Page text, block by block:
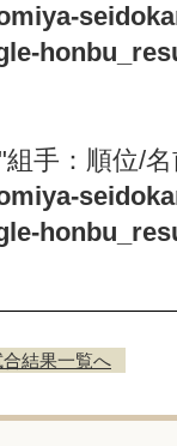
手：順位/
合結果一覧へ